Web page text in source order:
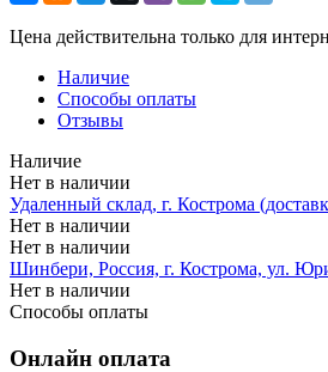
Цена действительна только для
Наличие
Способы оплаты
Отзывы
Наличие
Нет в наличии
Удаленный склад, г. Кострома
Нет в наличии
Нет в наличии
Шинбери, Россия, г. Кострома, ул.
Нет в наличии
Способы оплаты
Онлайн оплата